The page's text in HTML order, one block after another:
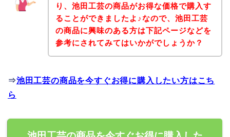
り、池田工芸の商品がお得な価格で購入す
ることができましたよ♪なので、池田工芸
の商品に興味のある方は下記ページなどを
参考にされてみてはいかがでしょうか？
⇒池田工芸の商品を今すぐお得に購入したい方はこち
ら